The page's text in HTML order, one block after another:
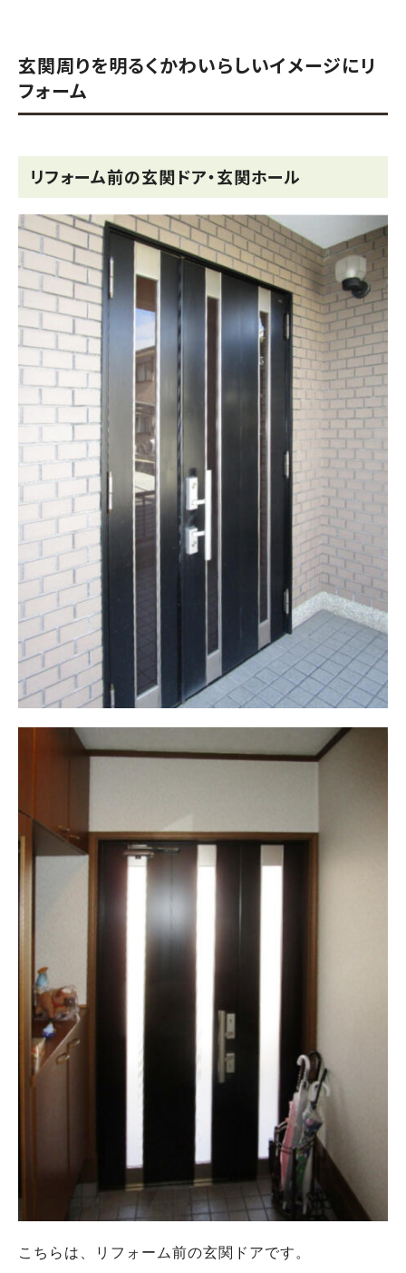
玄関周りを明るくかわいらしいイメージにリ
フォーム
リフォーム前の玄関ドア・玄関ホール
こちらは、リフォーム前の玄関ドアです。